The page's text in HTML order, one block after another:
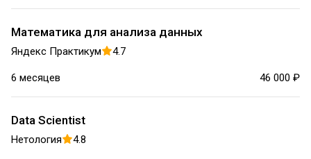
Математика для анализа данных
Яндекс Практикум 4.7
6 месяцев 46 000 ₽
Data Scientist
Нетология 4.8